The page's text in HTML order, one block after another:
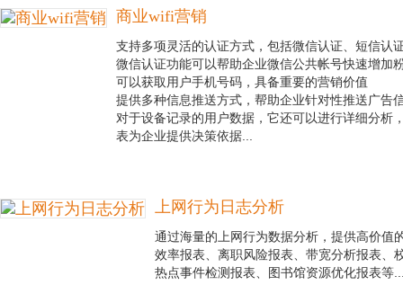
商业wifi营销
支持多项灵活的认证方式，包括微信认证、短信认
微信认证功能可以帮助企业微信公共帐号快速增加
可以获取用户手机号码，具备重要的营销价值
提供多种信息推送方式，帮助企业针对性推送广告
对于设备记录的用户数据，它还可以进行详细分析
表为企业提供决策依据...
上网行为日志分析
通过海量的上网行为数据分析，提供高价值
效率报表、离职风险报表、带宽分析报表、
热点事件检测报表、图书馆资源优化报表等